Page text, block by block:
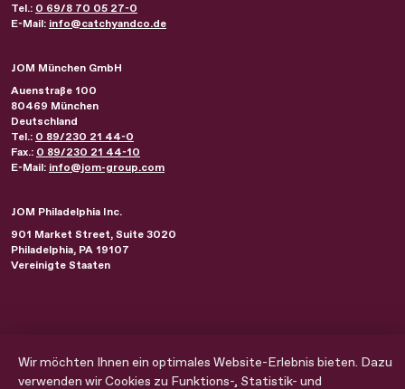
Tel.: 0 69/8 70 05 27-0
E-Mail: info@catchyandco.de
JOM München GmbH
Auenstraße 100
80469 München
Deutschland
Tel.: 0 89/230 21 44-0
Fax.: 0 89/230 21 44-10
E-Mail: info@jom-group.com
JOM Philadelphia Inc.
901 Market Street, Suite 3020
Philadelphia, PA 19107
Vereinigte Staaten
Impressum Datenschutz Cookie Einstellungen
Wir möchten Ihnen ein optimales Website-Erlebnis bieten. Dazu
verwenden wir Cookies zu Funktions-, Statistik- und